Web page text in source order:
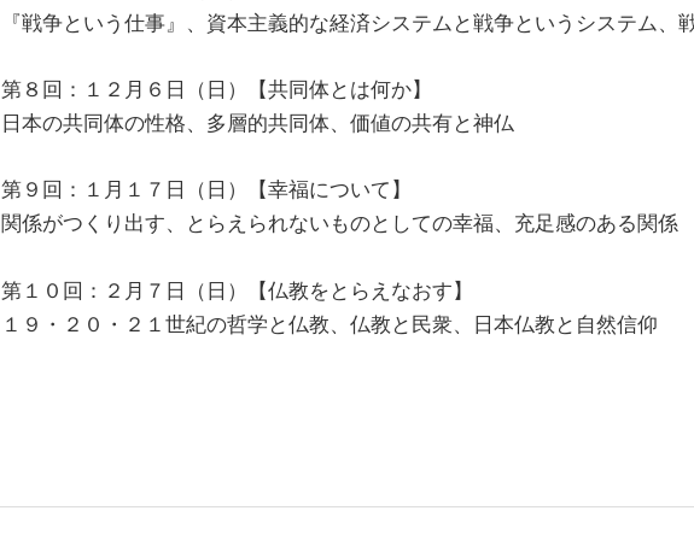
『戦争という仕事』、資本主義的な経済システムと戦争というシステム、
第８回：１２月６日（日）【共同体とは何か】
日本の共同体の性格、多層的共同体、価値の共有と神仏
第９回：１月１７日（日）【幸福について】
関係がつくり出す、とらえられないものとしての幸福、充足感のある関係
第１０回：２月７日（日）【仏教をとらえなおす】
１９・２０・２１世紀の哲学と仏教、仏教と民衆、日本仏教と自然信仰